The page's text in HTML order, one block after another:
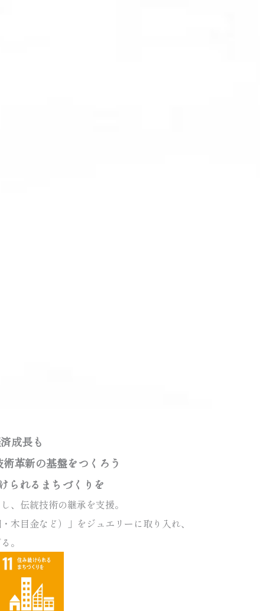
成長も
革新の基盤をつくろう
られるまちづくりを
、伝統技術の継承を支援。
木目金など）」をジュエリーに取り入れ、
。